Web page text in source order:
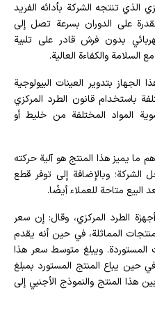
تنتجه الشركة بأدائه الفريد
على الدوران بسرعة تصل إلى
بدون فرش قادر على تلبية
السلامة والكفاءة العالية.
بتدوير العينات البيولوجية
باستخدام قانون الطرد المركزي
المواد المختلفة من خليط أو
ما يميز هذا المنتج هو آلية حركته
وبالإضافة إلى توفر قطع
البيع متاحة للعملاء أيضًا.
الطرد المركزي، وقال: إن سعر
مقارنة بالمنتجات المماثلة، في حين أنه يقدم
المستوردة. ويبلغ متوسط ​​سعر هذا
مليون ريال، في حين يباع المنتج المستورد بمبلغ
ريال. أدى الفرق بنسبة 70% بين هذا المنتج والنموذج الأجنبي إلى